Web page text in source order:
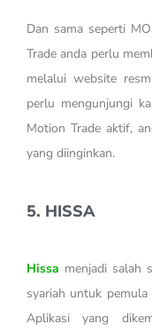
Dan sama seperti
Trade anda perlu
melalui website
perlu mengunjungi
Motion Trade aktif,
yang diinginkan.
5. HISSA
Hissa menjadi salah
syariah untuk
Aplikasi yang